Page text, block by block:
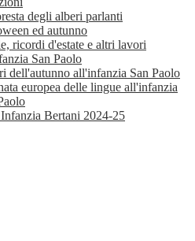
degli alberi parlanti
ed autunno
ricordi d'estate e altri lavori
San Paolo
dell'autunno all'infanzia San Paolo
europea delle lingue all'infanzia
Bertani 2024-25